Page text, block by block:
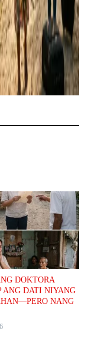
DOKTORA
ANG DATI NIYANG
NANG